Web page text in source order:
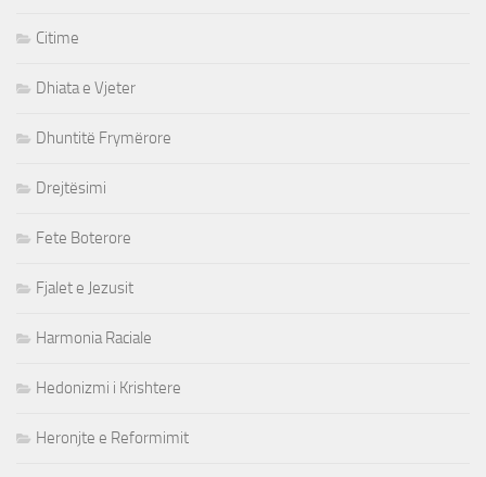
Citime
Dhiata e Vjeter
Dhuntitë Frymërore
Drejtësimi
Fete Boterore
Fjalet e Jezusit
Harmonia Raciale
Hedonizmi i Krishtere
Heronjte e Reformimit